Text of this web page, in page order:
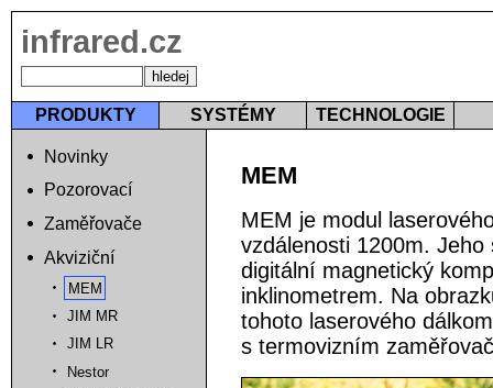
infrared.cz
PRODUKTY SYSTÉMY TECHNOLOGIE
Novinky
Pozorovací
Zaměřovače
Akviziční
MEM
JIM MR
JIM LR
Nestor
MEM
MEM je modul
vzdálenosti 1200m.
digitální magnetický
inklinometrem. Na
tohoto laserového
s termovizním